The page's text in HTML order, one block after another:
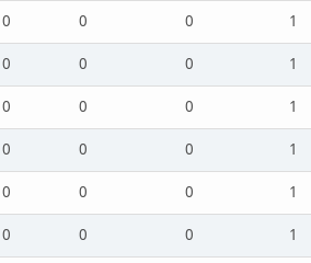
0 0 0
1
0 0 0
1
0 0 0
1
0 0 0
1
0 0 0
1
0 0 0
1